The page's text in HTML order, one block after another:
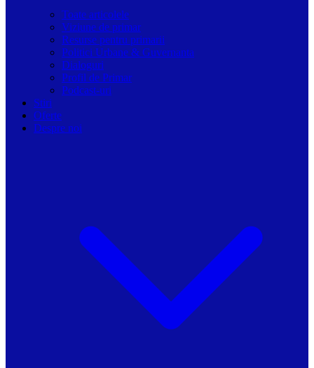
Toate articolele
Viziune de primar
Resurse pentru primarii
Politici Urbane & Guvernanta
Dialoguri
Profil de Primar
Podcast-uri
Stiri
Oferte
Despre noi